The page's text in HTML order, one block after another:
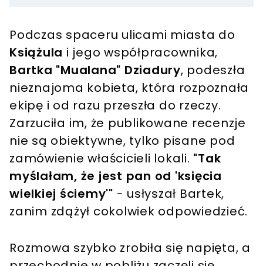
Podczas spaceru ulicami miasta do
Książula i jego współpracownika,
Bartka "Mualana" Dziadury, podeszła
nieznajoma kobieta, która rozpoznała
ekipę i od razu przeszła do rzeczy.
Zarzuciła im, że publikowane recenzje
nie są obiektywne, tylko pisane pod
zamówienie właścicieli lokali. "Tak
myślałam, że jest pan od 'księcia
wielkiej ściemy'" - usłyszał Bartek,
zanim zdążył cokolwiek odpowiedzieć.
Rozmowa szybko zrobiła się napięta, a